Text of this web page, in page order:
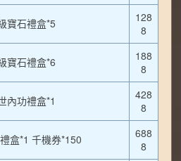
寶石禮盒*5
128
8
寶石禮盒*6
188
8
內功禮盒*1
428
8
盒*1 千機券*150
688
8